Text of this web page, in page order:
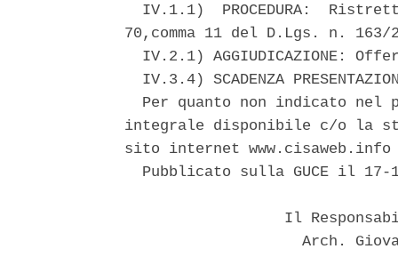
IV.1.1)  PROCEDURA:
70,comma 11 del D.Lgs. n. 163/
IV.2.1) AGGIUDICAZIONE:
IV.3.4) SCADENZA
Per quanto non indicato nel
integrale disponibile c/o la
sito internet
Pubblicato sulla GUCE il
Il
Arch.